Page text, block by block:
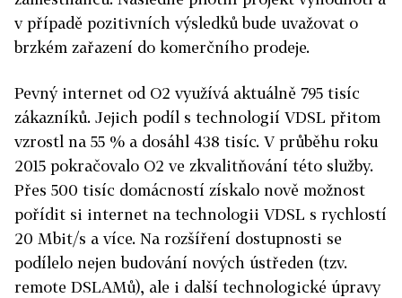
v případě pozitivních výsledků bude uvažovat o
brzkém zařazení do komerčního prodeje.
Pevný internet od O2 využívá aktuálně 795 tisíc
zákazníků. Jejich podíl s technologií VDSL přitom
vzrostl na 55 % a dosáhl 438 tisíc. V průběhu roku
2015 pokračovalo O2 ve zkvalitňování této služby.
Přes 500 tisíc domácností získalo nově možnost
pořídit si internet na technologii VDSL s rychlostí
20 Mbit/s a více. Na rozšíření dostupnosti se
podílelo nejen budování nových ústředen (tzv.
remote DSLAMů), ale i další technologické úpravy